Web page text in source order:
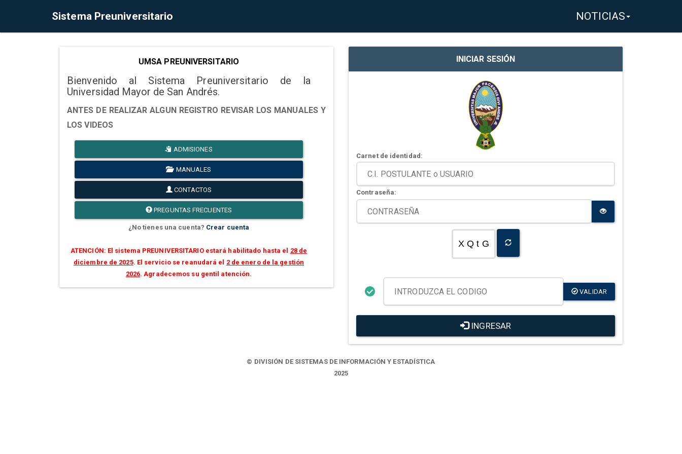
Sistema Preuniversitario NOTICIAS
UMSA PREUNIVERSITARIO
Bienvenido al Sistema Preuniversitario de la
Universidad Mayor de San Andrés.
ANTES DE REALIZAR ALGUN REGISTRO REVISAR LOS MANUALES Y
LOS VIDEOS
ADMISIONES
MANUALES
CONTACTOS
PREGUNTAS FRECUENTES
¿No tienes una cuenta? Crear cuenta
ATENCIÓN: El sistema PREUNIVERSITARIO estará habilitado hasta el 28 de
diciembre de 2025. El servicio se reanudará el 2 de enero de la gestión
2026. Agradecemos su gentil atención.
INICIAR SESIÓN
Carnet de identidad:
Contraseña:
X Q t G
VALIDAR
INGRESAR
© DIVISIÓN DE SISTEMAS DE INFORMACIÓN Y ESTADÍSTICA
2025